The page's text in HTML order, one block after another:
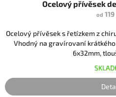
Ocelový přívěsek
od
Ocelový přívěsek s řetízkem z
Vhodný na gravírovaní
6x32mm,